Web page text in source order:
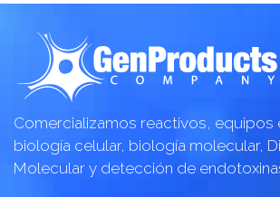
Comercializamos reactivos, equipos
biología celular, biología molecular,
Molecular y detección de